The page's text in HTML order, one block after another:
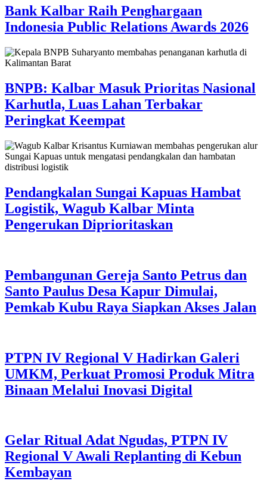
Bank Kalbar Raih Penghargaan
Indonesia Public Relations Awards 2026
BNPB: Kalbar Masuk Prioritas Nasional
Karhutla, Luas Lahan Terbakar
Peringkat Keempat
Pendangkalan Sungai Kapuas Hambat
Logistik, Wagub Kalbar Minta
Pengerukan Diprioritaskan
Pembangunan Gereja Santo Petrus dan
Santo Paulus Desa Kapur Dimulai,
Pemkab Kubu Raya Siapkan Akses Jalan
PTPN IV Regional V Hadirkan Galeri
UMKM, Perkuat Promosi Produk Mitra
Binaan Melalui Inovasi Digital
Gelar Ritual Adat Ngudas, PTPN IV
Regional V Awali Replanting di Kebun
Kembayan